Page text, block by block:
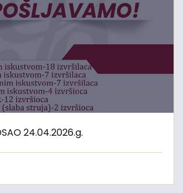
24.04.2026.g.